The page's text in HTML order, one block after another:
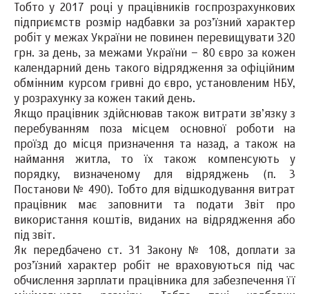
Тобто у 2017 році у працівників госпрозрахункових
підприємств розмір надбавки за роз’їзний характер
робіт у межах України не повинен перевищувати 320
грн. за день, за межами України – 80 євро за кожен
календарний день такого відрядження за офіційним
обмінним курсом гривні до євро, установленим НБУ,
у розрахунку за кожен такий день.
Якщо працівник здійснював також витрати зв’язку з
перебуванням поза місцем основної роботи на
проїзд до місця призначення та назад, а також на
наймання житла, то їх також компенсують у
порядку, визначеному для відряджень (п. 3
Постанови № 490). Тобто для відшкодування витрат
працівник має заповнити та подати Звіт про
використання коштів, виданих на відрядження або
під звіт.
Як передбачено ст. 31 Закону № 108, доплати за
роз’їзний характер робіт не враховуються під час
обчислення зарплати працівника для забезпечення її